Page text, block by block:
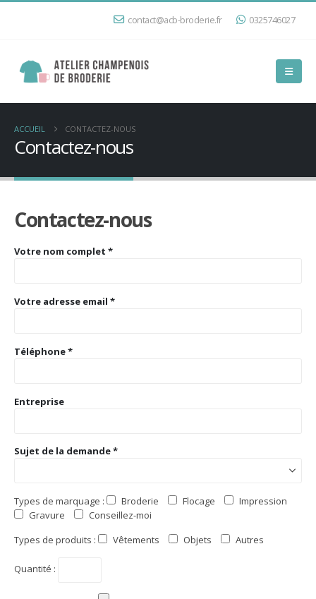
contact@acb-broderie.fr 0325746027
ACCUEIL CONTACTEZ-NOUS
Contactez-nous
Contactez-nous
Votre nom complet *
Votre adresse email *
Téléphone *
Entreprise
Sujet de la demande *
Types de marquage : Broderie Flocage
Impression
Gravure
Conseillez-moi
Types de produits :
Vêtements Objets Autres
Quantité :